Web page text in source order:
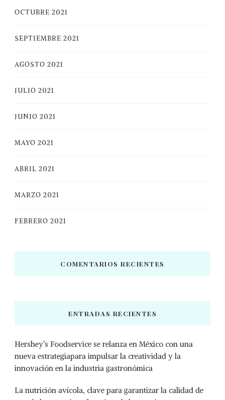
OCTUBRE 2021
SEPTIEMBRE 2021
AGOSTO 2021
JULIO 2021
JUNIO 2021
MAYO 2021
ABRIL 2021
MARZO 2021
FEBRERO 2021
COMENTARIOS RECIENTES
ENTRADAS RECIENTES
Hershey’s Foodservice se relanza en México con una
nueva estrategiapara impulsar la creatividad y la
innovación en la industria gastronómica
La nutrición avícola, clave para garantizar la calidad de